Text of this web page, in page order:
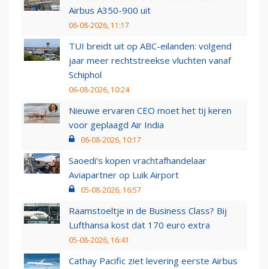
Airbus A350-900 uit
06-08-2026, 11:17
TUI breidt uit op ABC-eilanden: volgend
jaar meer rechtstreekse vluchten vanaf
Schiphol
06-08-2026, 10:24
Nieuwe ervaren CEO moet het tij keren
voor geplaagd Air India
06-08-2026, 10:17
Saoedi’s kopen vrachtafhandelaar
Aviapartner op Luik Airport
05-08-2026, 16:57
Raamstoeltje in de Business Class? Bij
Lufthansa kost dat 170 euro extra
05-08-2026, 16:41
Cathay Pacific ziet levering eerste Airbus